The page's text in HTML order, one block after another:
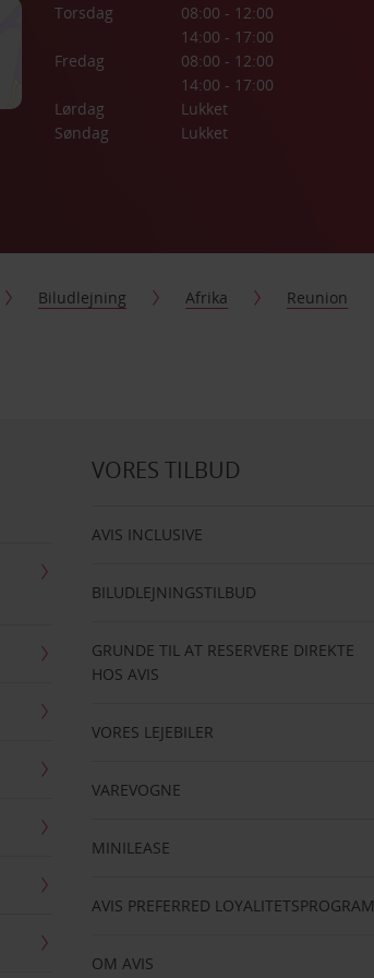
Torsdag
08:00 - 12:00
14:00 - 17:00
Fredag
08:00 - 12:00
14:00 - 17:00
Lørdag
Lukket
Søndag
Lukket
Biludlejning Afrika Reunion
VORES TILBUD
AVIS INCLUSIVE
BILUDLEJNINGSTILBUD
GRUNDE TIL AT RESERVERE DIREKTE
HOS AVIS
VORES LEJEBILER
VAREVOGNE
MINILEASE
AVIS PREFERRED LOYALITETSPROGRAM
OM AVIS